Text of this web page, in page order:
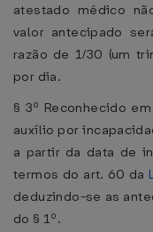
atestado médico
valor antecipado
razão de 1/30 (um
por dia.
§ 3º Reconhecido
auxílio por
a partir da data de
termos do art. 60 da
deduzindo-se as
do § 1º.